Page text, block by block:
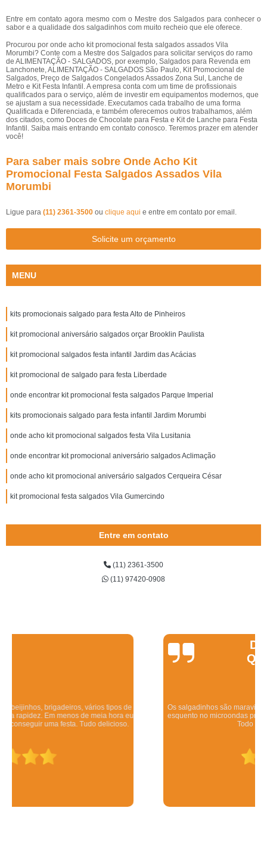
Entre em contato agora mesmo com o Mestre dos Salgados para conhecer o
sabor e a qualidade dos salgadinhos com muito recheio que ele oferece.
Procurou por onde acho kit promocional festa salgados assados Vila
Morumbi? Conte com a Mestre dos Salgados para solicitar serviços do ramo
de ALIMENTAÇÃO - SALGADOS, por exemplo, Salgados para Revenda em
Lanchonete, ALIMENTAÇÃO - SALGADOS São Paulo, Kit Promocional de
Salgados, Preço de Salgados Congelados Assados Zona Sul, Lanche de
Metro e Kit Festa Infantil. A empresa conta com um time de profissionais
qualificados para o serviço, além de investir em equipamentos modernos, que
se ajustam a sua necessidade. Executamos cada trabalho de uma forma
Qualificada e Diferenciada, e também oferecemos outros trabalhamos, além
dos citados, como Doces de Chocolate para Festa e Kit de Lanche para Festa
Infantil. Saiba mais entrando em contato conosco. Teremos prazer em atender
você!
Para saber mais sobre Onde Acho Kit
Promocional Festa Salgados Assados Vila
Morumbi
Ligue para (11) 2361-3500 ou clique aqui e entre em contato por email.
Solicite um orçamento
MENU
kits promocionais salgado para festa Alto de Pinheiros
kit promocional aniversário salgados orçar Brooklin Paulista
kit promocional salgados festa infantil Jardim das Acácias
kit promocional de salgado para festa Liberdade
onde encontrar kit promocional festa salgados Parque Imperial
kits promocionais salgado para festa infantil Jardim Morumbi
onde acho kit promocional salgados festa Vila Lusitania
onde encontrar kit promocional aniversário salgados Aclimação
onde acho kit promocional aniversário salgados Cerqueira César
kit promocional festa salgados Vila Gumercindo
Entre em contato
(11) 2361-3500
(11) 97420-0908
Os salgadinhos são maravilhosos. Dizem pra esquentar no forno mas eu
esquento no microondas pra ser rápido e mesmo assim ficam deliciosos.
Todo mundo q comeu gostou.